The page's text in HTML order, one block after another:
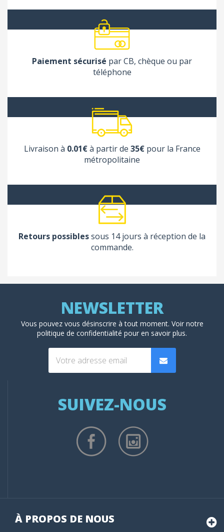
Paiement sécurisé par CB, chèque ou par
téléphone
Livraison à 0.01€à partir de 35€pour la France
métropolitaine
Retours possiblessous 14 jours à réception de la
commande.
Vous pouvez vous désinscrire à tout moment. Voir notre
politique de confidentialité pour en savoir plus.
SUIVEZ-NOUS
À PROPOS DE NOUS